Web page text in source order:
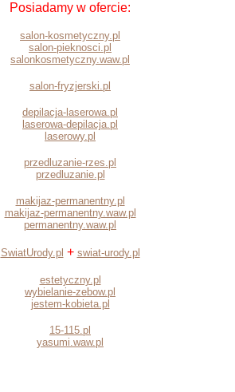
Posiadamy w ofercie:
salon-kosmetyczny.pl
salon-pieknosci.pl
salonkosmetyczny.waw.pl
salon-fryzjerski.pl
depilacja-laserowa.pl
laserowa-depilacja.pl
laserowy.pl
przedluzanie-rzes.pl
przedluzanie.pl
makijaz-permanentny.pl
makijaz-permanentny.waw.pl
permanentny.waw.pl
SwiatUrody.pl + swiat-urody.pl
estetyczny.pl
wybielanie-zebow.pl
jestem-kobieta.pl
15-115.pl
yasumi.waw.pl